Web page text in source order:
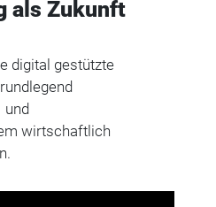
als Zukunft
digital gestützte
und
wirtschaftlich